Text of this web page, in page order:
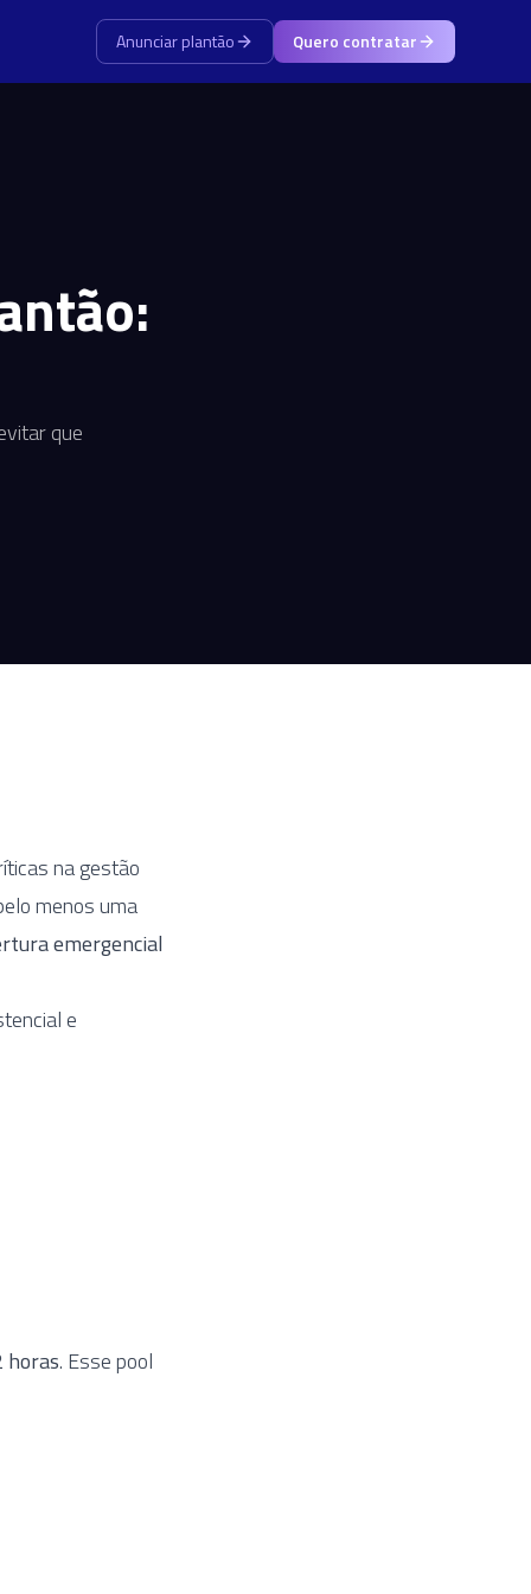
Anunciar plantão Quero contratar
que
na gestão
menos uma
emergencial
e
horas. Esse pool